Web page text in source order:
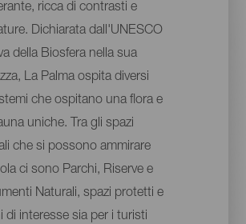
ricca di contrasti e
Dichiarata dall'UNESCO
della Biosfera nella sua
La Palma ospita diversi
che ospitano una flora e
uniche. Tra gli spazi
che si possono ammirare
ci sono Parchi, Riserve e
Naturali, spazi protetti e
di interesse sia per i turisti